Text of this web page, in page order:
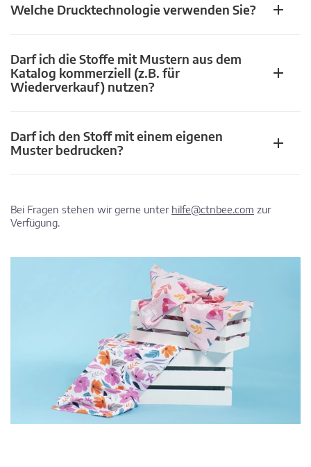
Welche Drucktechnologie verwenden Sie?
Darf ich die Stoffe mit Mustern aus dem
Katalog kommerziell (z.B. für
Wiederverkauf) nutzen?
Darf ich den Stoff mit einem eigenen
Muster bedrucken?
Bei Fragen stehen wir gerne unter hilfe@ctnbee.com zur
Verfügung.